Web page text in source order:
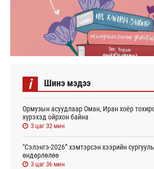
i Шинэ мэдээ
Ормузын асуудлаар Оман, Иран хоёр
хүрэхэд ойрхон байна
3 цаг 32 мин
"Сэлэнгэ-2026” хэмтэрсэн хээрийн
өндөрлөлөө
3 цаг 36 мин